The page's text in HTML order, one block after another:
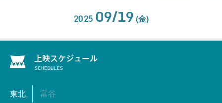
2025 09/19 (金)
東北 富谷